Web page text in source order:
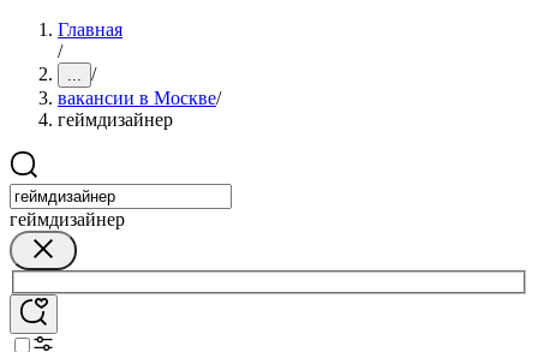
Главная
/
... /
вакансии в Москве/
геймдизайнер
геймдизайнер